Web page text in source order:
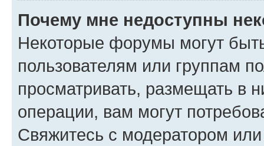
Почему мне недоступны
Некоторые форумы могут
пользователям или группам
просматривать, размещать в
операции, вам могут
Свяжитесь с модератором